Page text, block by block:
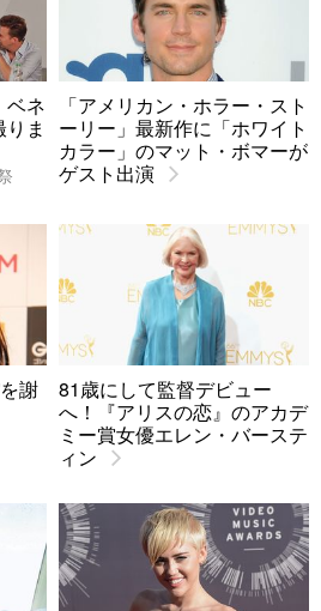
ベネ
ま
「アメリカン・ホラー・スト
ーリー」最新作に「ホワイト
カラー」のマット・ボマーが
ゲスト出演
謝
81歳にして監督デビュー
へ！『アリスの恋』のアカデ
ミー賞女優エレン・バーステ
ィン